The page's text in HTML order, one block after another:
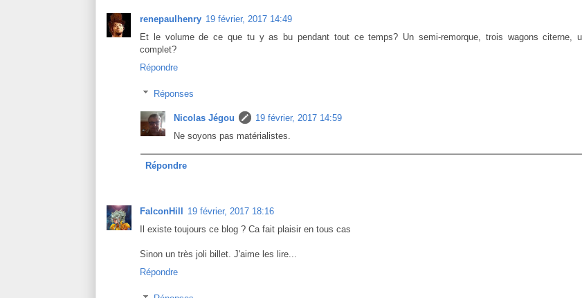
renepaulhenry 19 février, 2017 14:49
Et le volume de ce que tu y as bu pendant tout ce temps? Un semi-remorque, trois wagons citerne,
complet?
Répondre
Réponses
Nicolas Jégou
19 février, 2017 14:59
Ne soyons pas matérialistes.
Répondre
FalconHill
19 février, 2017 18:16
Il existe toujours ce blog ? Ca fait plaisir en tous cas
Sinon un très joli billet. J'aime les lire...
Répondre